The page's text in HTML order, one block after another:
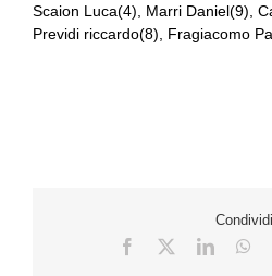
Scaion Luca(4), Marri Daniel(9),
Previdi riccardo(8), Fragiacomo
Condividi